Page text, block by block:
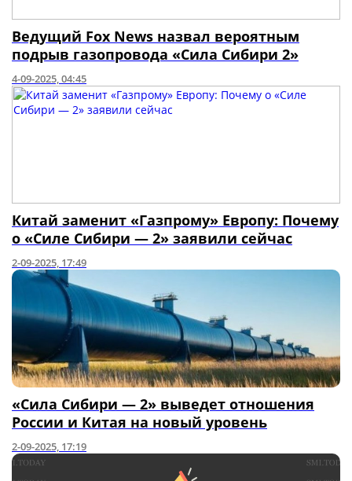
Ведущий Fox News назвал вероятным
подрыв газопровода «Сила Сибири 2»
4-09-2025, 04:45
Китай заменит «Газпрому» Европу: Почему
о «Силе Сибири — 2» заявили сейчас
2-09-2025, 17:49
«Сила Сибири — 2» выведет отношения
России и Китая на новый уровень
2-09-2025, 17:19